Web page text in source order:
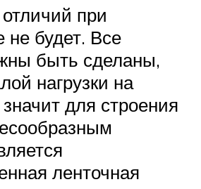
при
не будет. Все
быть сделаны,
нагрузки на
для строения
ленточная